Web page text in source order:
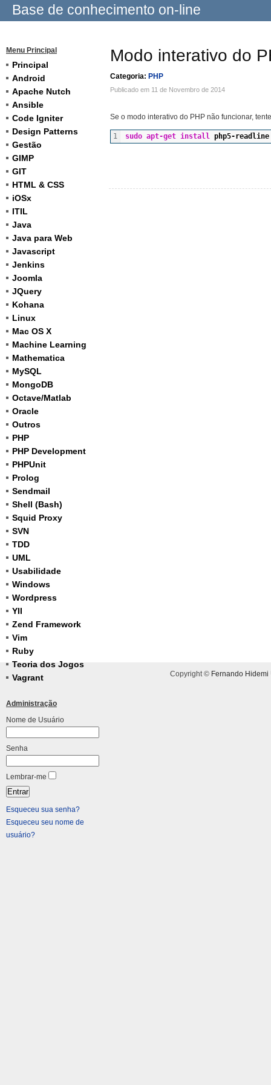
Base de conhecimento on-line
Menu Principal
Principal
Android
Apache Nutch
Ansible
Code Igniter
Design Patterns
Gestão
GIMP
GIT
HTML & CSS
iOSx
ITIL
Java
Java para Web
Javascript
Jenkins
Joomla
JQuery
Kohana
Linux
Mac OS X
Machine Learning
Mathematica
MySQL
MongoDB
Octave/Matlab
Oracle
Outros
PHP
PHP Development
PHPUnit
Prolog
Sendmail
Shell (Bash)
Squid Proxy
SVN
TDD
UML
Usabilidade
Windows
Wordpress
YII
Zend Framework
Vim
Ruby
Teoria dos Jogos
Vagrant
Administração
Nome de Usuário
Senha
Lembrar-me
Esqueceu sua senha?
Esqueceu seu nome de
usuário?
Modo interativo do
Categoria: PHP
Publicado em 11 de Novembro de 2014
Se o modo interativo do PHP não funcionar,
sudo apt-get install php5-readline
Copyright © Fernando